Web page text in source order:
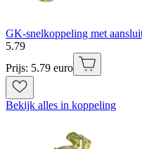
GK-snelkoppeling met
5.79
Prijs: 5.79 euro
Bekijk alles in koppeling